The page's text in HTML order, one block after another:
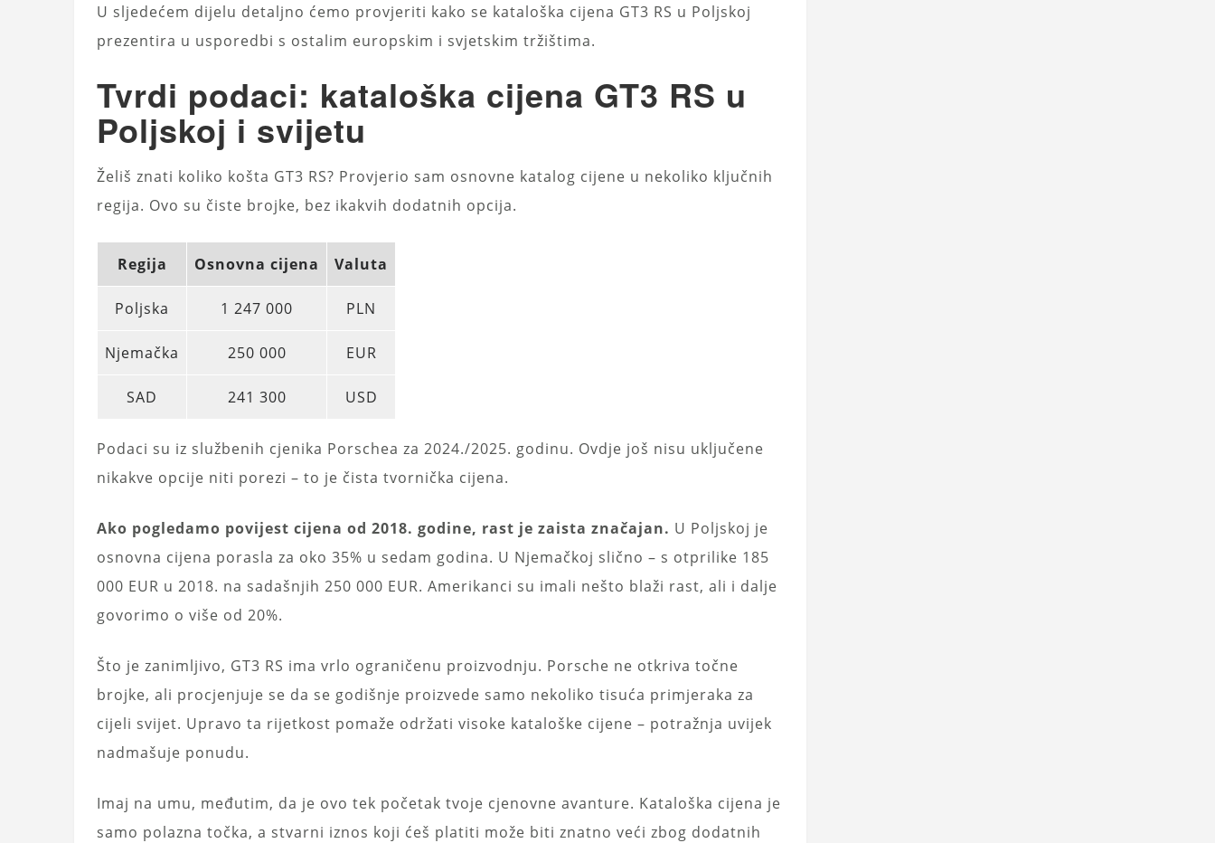
U sljedećem dijelu detaljno ćemo provjeriti kako se kataloška cijena GT3 RS u Poljskoj
prezentira u usporedbi s ostalim europskim i svjetskim tržištima.
Tvrdi podaci: kataloška cijena GT3 RS u
Poljskoj i svijetu
Želiš znati koliko košta GT3 RS? Provjerio sam osnovne katalog cijene u nekoliko ključnih
regija. Ovo su čiste brojke, bez ikakvih dodatnih opcija.
Regija Osnovna cijena Valuta
Poljska 1 247 000 PLN
Njemačka 250 000 EUR
SAD 241 300 USD
Podaci su iz službenih cjenika Porschea za 2024./2025. godinu. Ovdje još nisu uključene
nikakve opcije niti porezi – to je čista tvornička cijena.
Ako pogledamo povijest cijena od 2018. godine, rast je zaista značajan. U Poljskoj je
osnovna cijena porasla za oko 35% u sedam godina. U Njemačkoj slično – s otprilike 185
000 EUR u 2018. na sadašnjih 250 000 EUR. Amerikanci su imali nešto blaži rast, ali i dalje
govorimo o više od 20%.
Što je zanimljivo, GT3 RS ima vrlo ograničenu proizvodnju. Porsche ne otkriva točne
brojke, ali procjenjuje se da se godišnje proizvede samo nekoliko tisuća primjeraka za
cijeli svijet. Upravo ta rijetkost pomaže održati visoke kataloške cijene – potražnja uvijek
nadmašuje ponudu.
Imaj na umu, međutim, da je ovo tek početak tvoje cjenovne avanture. Kataloška cijena je
samo polazna točka, a stvarni iznos koji ćeš platiti može biti znatno veći zbog dodatnih